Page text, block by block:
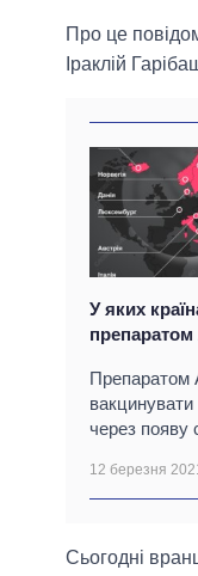
Про це
Іраклій
У яких
Препаратом
вакцинувати
через появу
12 березня
Сьогодні